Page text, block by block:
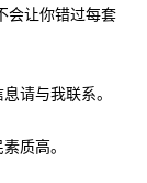
会让你错过每套
请与我联系。
质高。